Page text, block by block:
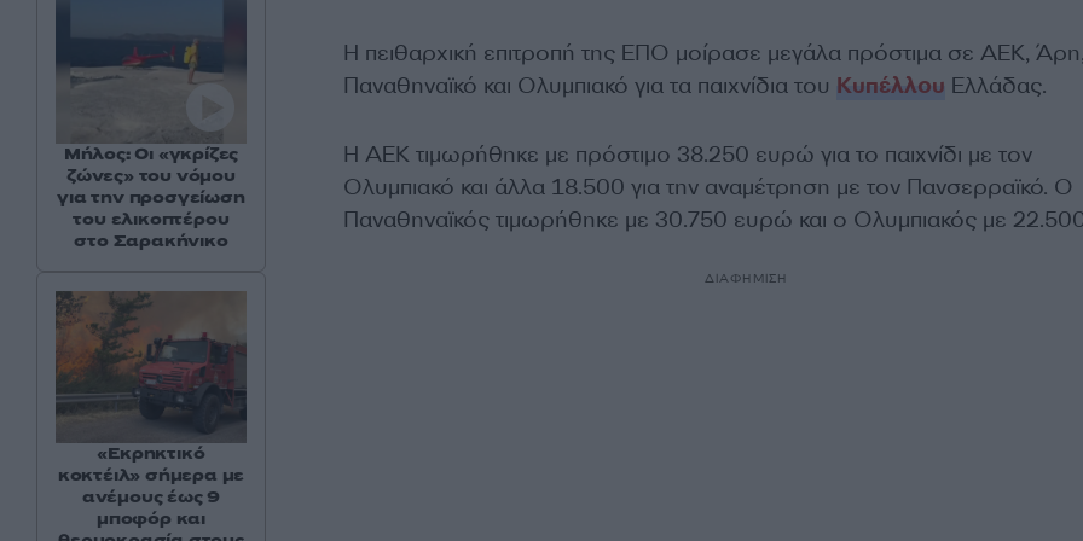
Η πειθαρχική επιτροπή της ΕΠΟ μοίρασε μεγάλα πρόστιμα σε ΑΕΚ,
Παναθηναϊκό και Ολυμπιακό για τα παιχνίδια του Κυπέλλου Ελλάδας.
Η ΑΕΚ τιμωρήθηκε με πρόστιμο 38.250 ευρώ για το παιχνίδι με τον
Ολυμπιακό και άλλα 18.500 για την αναμέτρηση με τον Πανσερραϊκό. Ο
Παναθηναϊκός τιμωρήθηκε με 30.750 ευρώ και ο Ολυμπιακός με
ΔΙΑΦΗΜΙΣΗ
Μήλος: Οι «γκρίζες
ζώνες» του νόμου
για την προσγείωση
του ελικοπτέρου
στο Σαρακήνικο
«Εκρηκτικό
κοκτέιλ» σήμερα με
ανέμους έως 9
μποφόρ και